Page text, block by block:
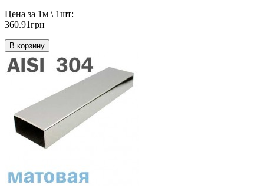
Цена за 1м \ 1шт:
360.91грн
В корзину